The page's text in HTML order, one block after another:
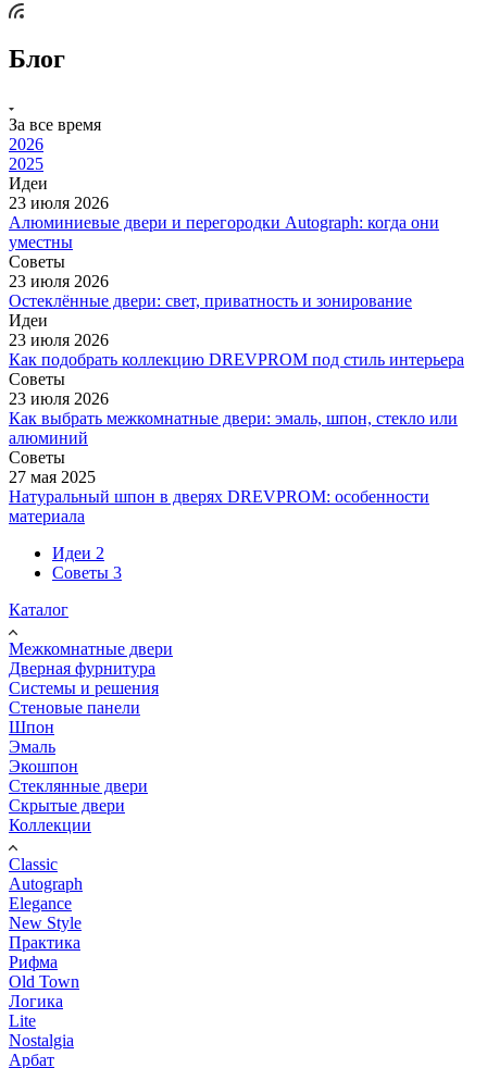
Блог
За все время
2026
2025
Идеи
23 июля 2026
Алюминиевые двери и перегородки Autograph: когда они
уместны
Советы
23 июля 2026
Остеклённые двери: свет, приватность и зонирование
Идеи
23 июля 2026
Как подобрать коллекцию DREVPROM под стиль интерьера
Советы
23 июля 2026
Как выбрать межкомнатные двери: эмаль, шпон, стекло или
алюминий
Советы
27 мая 2025
Натуральный шпон в дверях DREVPROM: особенности
материала
Идеи 2
Советы 3
Каталог
Межкомнатные двери
Дверная фурнитура
Системы и решения
Стеновые панели
Шпон
Эмаль
Экошпон
Стеклянные двери
Скрытые двери
Коллекции
Classic
Autograph
Elegance
New Style
Практика
Рифма
Old Town
Логика
Lite
Nostalgia
Арбат